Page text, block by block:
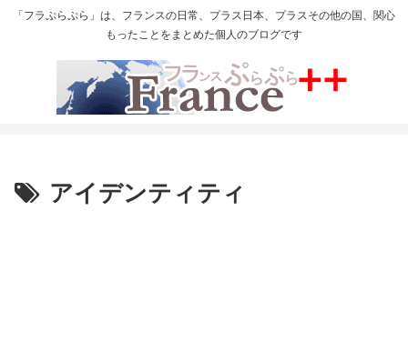
「フラぷらぷら」は、フランスの日常、プラス日本、プラスその他の国、関心
もったことをまとめた個人のブログです
アイデンティティ